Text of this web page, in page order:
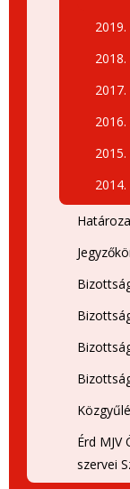
Érd
szervei